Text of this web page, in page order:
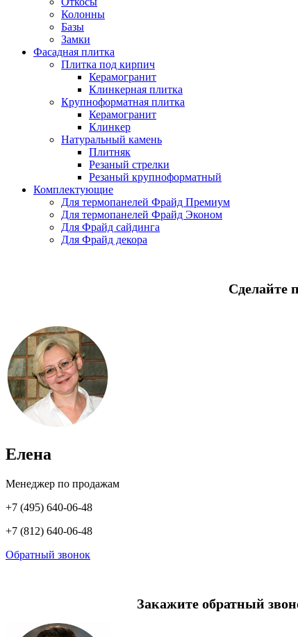
Колонны
Базы
Замки
Фасадная плитка
Плитка под кирпич
Керамогранит
Клинкерная плитка
Крупноформатная плитка
Керамогранит
Клинкер
Натуральный камень
Плитняк
Резаный стрелки
Резаный крупноформатный
Комплектующие
Для термопанелей Фрайд Премиум
Для термопанелей Фрайд Эконом
Для Фрайд сайдинга
Для Фрайд декора
Сделайте
Елена
Менеджер по продажам
+7 (495) 640-06-48
+7 (812) 640-06-48
Обратный звонок
Закажите обратный